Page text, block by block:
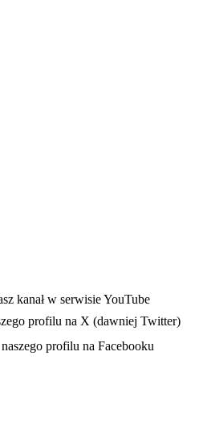
karcie
w nowej karcie
kanał w serwisie YouTube
profilu na X (dawniej Twitter)
w nowej karcieprofilu na Facebooku